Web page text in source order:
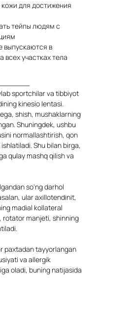
для достижения
тейпы людям с
выпускаются в
участках тела
sportchilar va tibbiyot
kinesio lentasi.
shish, mushaklarning
Shuningdek, ushbu
normallashtirish, qon
Shu bilan birga,
qulay mashq qilish va
so'ng darhol
ular axillotendinit,
madial kollateral
rotator manjeti, shinning
paxtadan tayyorlangan
va allergik
oladi, buning natijasida